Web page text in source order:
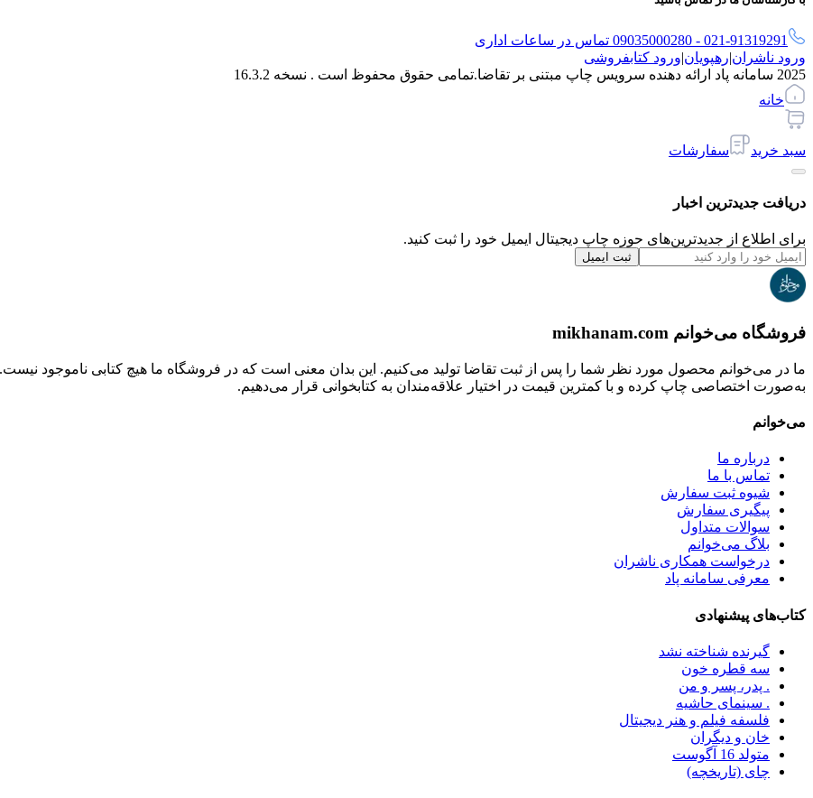
021-91319291 - 09035000280 تماس در ساعات اداری
ورود ناشران|رهپویان|ورود کتابفروشی
2025 سامانه پاد ارائه دهنده سرویس چاپ مبتنی بر تقاضا.
تمامی حقوق محفوظ است . نسخه 16.3.2
خانه
سبد خرید سفارشات
دریافت جدیدترین‌ اخبار
برای اطلاع از جدیدترین‌های حوزه چاپ دیجیتال ایمیل خود را ثبت کنید.
ثبت ایمیل
فروشگاه می‌خوانم mikhanam.com
ما در می‌خوانم محصول مورد نظر شما را پس از ثبت تقاضا تولید می‌کنیم. این بدان معنی است که در فروشگاه ما هیچ کتابی ناموجود
به‌صورت اختصاصی چاپ کرده و با کمترین قیمت در اختیار علاقه‌مندان به کتابخوانی قرار می‌دهیم.
می‌خوانم
درباره ما
تماس با ما
شیوه ثبت سفارش
پیگیری سفارش
سوالات متداول
بلاگ می‌خوانم
درخواست همکاری ناشران
معرفی سامانه پاد
کتاب‌های پیشنهادی
گیرنده شناخته نشد
سه قطره خون
. پدر، پسر و من
. سینمای حاشیه
فلسفه فیلم و هنر دیجیتال
خان و دیگران
متولد 16 آگوست
چای (تاریخچه)